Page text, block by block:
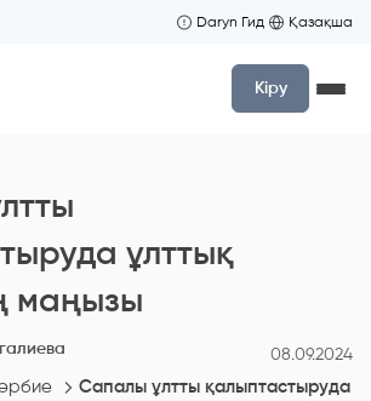
Daryn Гид Қазақша
Кіру
ұлттық
маңызы
08.09.2024
Сапалы ұлтты қалыптастыруда